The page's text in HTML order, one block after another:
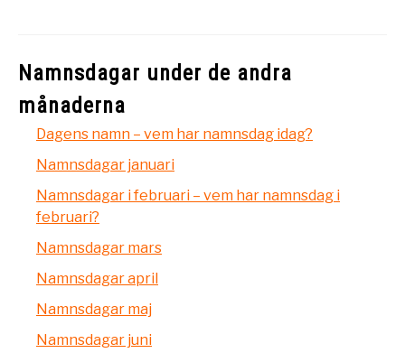
Namnsdagar under de andra
månaderna
Dagens namn – vem har namnsdag idag?
Namnsdagar januari
Namnsdagar i februari – vem har namnsdag i
februari?
Namnsdagar mars
Namnsdagar april
Namnsdagar maj
Namnsdagar juni